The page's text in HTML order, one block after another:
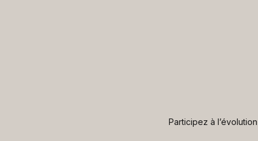
Participez à